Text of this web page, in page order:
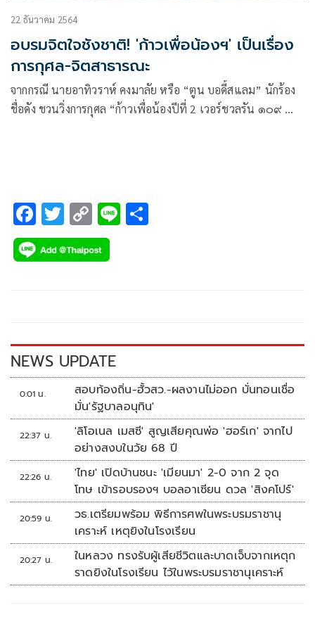
22 ธันวาคม 2564
อบรมจิตใจชังชาติ! 'ก้าวเพื่อน้องฯ' เป็นเรื่อง
การกุศล-จิตสาธารณะ
จากกรณี นายอาทิวราห์ คงมาลัย หรือ “ตูน บอดี้สแลม” นักร้อง
ชื่อดัง ชวนวิ่งการกุศล “ก้าวเพื่อน้องปีที่ 2 เวอร์ชวลรัน ๑๐๙ คำ
F
ac
e
k
T
wi
tt
C
o
p
k
Li
NEWS UPDATE
0:01 น.
สอบท้องถิ่น-ฮั้วสว.-ผลงานไม่ออก บั่นทอนเชื่อ
มั่น'รัฐบาลอนุทิน'
22:37 น.
'ลิโอเนล เมสซี' สูญเสียคุณพ่อ 'ฮอร์เก' จากไป
อย่างสงบในวัย 68 ปี
22:26 น.
'ไทย' เปิดบ้านชนะ 'เมียนมา' 2-0 จาก 2 จุด
โทษ เข้ารอบรองฯ บอลอาเซียน ดวล 'สิงคโปร์'
20:59 น.
วธ.เตรียมพร้อม พิธีการศพในพระบรมราชานุ
เคราะห์ เหตุยิงในโรงเรียน
20:27 น.
ในหลวง ทรงรับผู้เสียชีวิตและบาดเจ็บจากเหตุก
ราดยิงในโรงเรียน ไว้ในพระบรมราชานุเคราะห์